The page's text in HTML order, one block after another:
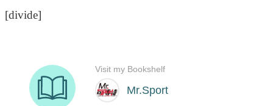
[divide]